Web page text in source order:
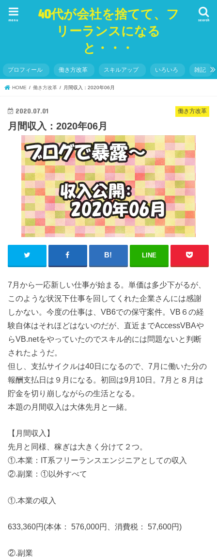
40代が会社を捨てて、フ
リーランスになる
と・・・
search
menu
プロフィール 働き方改革 スキルアップ いろいろ 雑記
HOME 働き方改革 月間収入：2020年06月
働き方改革
2020.07.01
月間収入：2020年06月
LINE
7月から一応新しい仕事が始まる。単価は多少下がるが、
このような状況下仕事を回してくれた企業さんには感謝
しかない。今度の仕事は、VB6での保守案件。VB６の経
験自体はそれほどはないのだが、直近までAccessVBAや
らVB.netをやっていたのでスキル的には問題ないと判断
されたようだ。
但し、支払サイクルは40日になるので、7月に働いた分の
報酬支払日は９月になる。初回は9月10日。7月と８月は
貯金を切り崩しながらの生活となる。
本題の月間収入は大体先月と一緒。
【月間収入】
先月と同様、稼ぎは大きく分けて２つ。
①.本業：IT系フリーランスエンジニアとしての収入
②.副業：①以外すべて
①.本業の収入
633,360円(本体： 576,000円、消費税： 57,600円)
②.副業